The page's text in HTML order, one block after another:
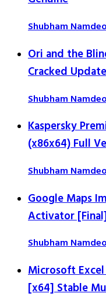
Shubham
Ori and the
Cracked
Shubham
Kaspersky
(x86x64) Full
Shubham
Google Maps
Activator
Shubham
Microsoft
[x64] Stable